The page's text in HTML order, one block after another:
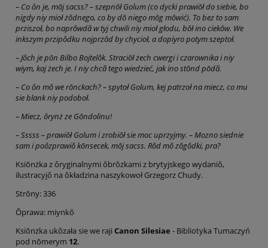
– Co ôn je, mōj sacss? – szepnōł Golum (co dycki prawiōł do siebie, bo
nigdy niy mioł żŏdnego, co by dō niego mōg mōwić). To bez to sam
prziszoł, bo naprŏwdã w tyj chwili niy mioł głodu, bŏł ino ciekŏw. We
inkszym przipŏdku nojprzōd by chycioł, a dopiyro potym szeptoł.
– Jŏch je pōn Bilbo Bojtelŏk. Straciōł żech cwergi i czarownika i niy
wiym, kaj żech je. I niy chcã tego wiedzieć, jak ino stōnd pōdã.
– Co ôn mŏ we rōnckach? – spytoł Golum, kej patrzoł na miecz, co mu
sie blank niy podoboł.
– Miecz, ôrynż ze Gōndolinu!
– Sssss – prawiōł Golum i zrobiōł sie moc uprzyjmy. – Mozno siednie
sam i poôzprawiŏ kōnsecek, mōj sacss. Rŏd mŏ zŏgŏdki, pra?
Ksiōnżka z ôryginalnymi ôbrŏzkami z brytyjskego wydaniŏ,
ilustracyjŏ na ôkładzina naszykowoł Grzegorz Chudy.
Strōny: 336
Ôprawa: miynkŏ
Ksiōnżka ukŏzała sie we raji Canon Silesiae - Bibliotyka Tumaczyń
pod nōmerym 12.